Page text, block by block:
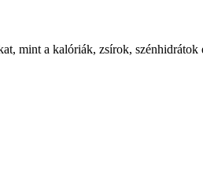
mint a kalóriák, zsírok,